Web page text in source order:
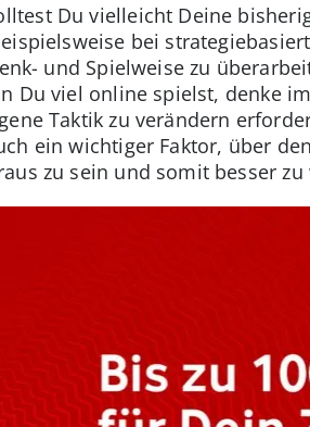
Du vielleicht Deine
bei
und Spielweise zu
Du viel online spielst, denke
Taktik zu verändern
ein wichtiger Faktor, über
zu sein und somit besser zu